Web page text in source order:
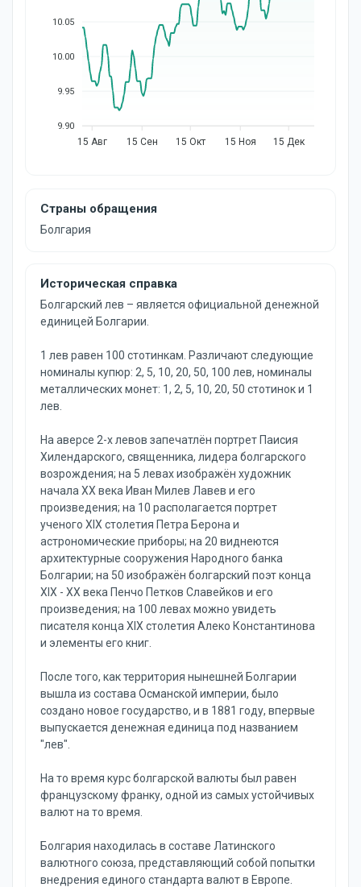
10.05
10.00
9.95
9.90
15 Авг 15 Сен 15 Окт 15 Ноя 15 Дек
Страны обращения
Болгария
Историческая справка
Болгарский лев – является официальной денежной
единицей Болгарии.
1 лев равен 100 стотинкам. Различают следующие
номиналы купюр: 2, 5, 10, 20, 50, 100 лев, номиналы
металлических монет: 1, 2, 5, 10, 20, 50 стотинок и 1
лев.
На аверсе 2-х левов запечатлён портрет Паисия
Хилендарского, священника, лидера болгарского
возрождения; на 5 левах изображён художник
начала XX века Иван Милев Лавев и его
произведения; на 10 располагается портрет
ученого XIX столетия Петра Берона и
астрономические приборы; на 20 виднеются
архитектурные сооружения Народного банка
Болгарии; на 50 изображён болгарский поэт конца
XIX - XX века Пенчо Петков Славейков и его
произведения; на 100 левах можно увидеть
писателя конца XIX столетия Алеко Константинова
и элементы его книг.
После того, как территория нынешней Болгарии
вышла из состава Османской империи, было
создано новое государство, и в 1881 году, впервые
выпускается денежная единица под названием
"лев".
На то время курс болгарской валюты был равен
французскому франку, одной из самых устойчивых
валют на то время.
Болгария находилась в составе Латинского
валютного союза, представляющий собой попытки
внедрения единого стандарта валют в Европе.